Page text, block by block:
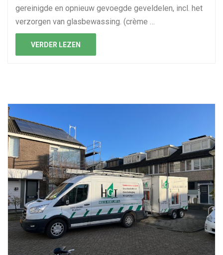
gereinigde en opnieuw gevoegde geveldelen, incl. het
verzorgen van glasbewassing. (crème …
VERDER LEZEN